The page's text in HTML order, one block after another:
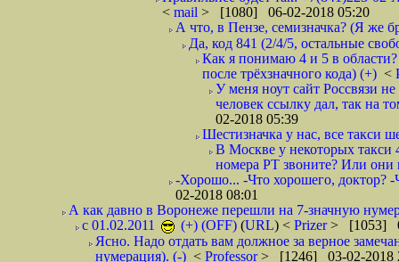
< mail > [1080] 06-02-2018 05:20
А что, в Пензе, семизначка? (Я же
Да, код 841 (2/4/5, остальные
Как я понимаю 4 и 5 в
после трёхзначного кода) (+) <
У меня ноут сайт Россвязи
человек ссылку дал, так на
02-2018 05:39
Шестизначка у нас, все такси
В Москве у некоторых такси
номера РТ звоните? Или они
-Хорошо... -Что хорошего, доктор?
02-2018 08:01
А как давно в Воронеже перешли на 7-значную
с 01.02.2011
(+) (OFF) (URL) < Prizer> [1053]
Ясно. Надо отдать вам должное за верное
нумерация). (-) < Professor> [1246] 03-02-2018